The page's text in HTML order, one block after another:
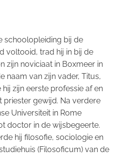
schoolopleiding bij de
voltooid, trad hij in bij de
zijn noviciaat in Boxmeer in
naam van zijn vader, Titus,
zijn eerste professie af en
priester gewijd. Na verdere
Universiteit in Rome
doctor in de wijsbegeerte.
hij filosofie, sociologie en
(Filosoficum) van de